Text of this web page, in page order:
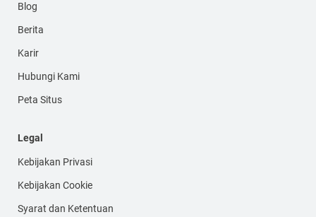
Blog
Berita
Karir
Hubungi Kami
Peta Situs
Legal
Kebijakan Privasi
Kebijakan Cookie
Syarat dan Ketentuan